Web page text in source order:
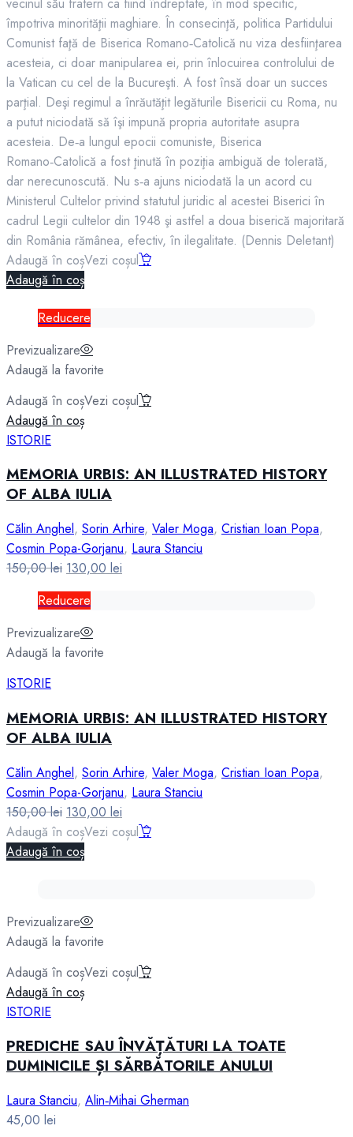
împotriva minorităţii maghiare. În consecinţă, politica Partidului
Comunist faţă de Biserica Romano‑Catolică nu viza desfiinţarea
acesteia, ci doar manipularea ei, prin înlocuirea controlului de
la Vatican cu cel de la Bucureşti. A fost însă doar un succes
parţial. Deşi regimul a înrăutăţit legăturile Bisericii cu Roma, nu
a putut niciodată să îşi impună propria autoritate asupra
acesteia. De‑a lungul epocii comuniste, Biserica
Romano‑Catolică a fost ţinută în poziţia ambiguă de tolerată,
dar nerecunoscută. Nu s‑a ajuns niciodată la un acord cu
Ministerul Cultelor privind statutul juridic al acestei Biserici în
cadrul Legii cultelor din 1948 şi astfel a doua biserică majoritară
din România rămânea, efectiv, în ilegalitate. (Dennis Deletant)
Adaugă în coșVezi coșul
Adaugă în coș
Reducere
Previzualizare
Adaugă la favorite
Adaugă în coșVezi coșul
Adaugă în coș
ISTORIE
MEMORIA URBIS: AN ILLUSTRATED HISTORY
OF ALBA IULIA
Călin Anghel, Sorin Arhire, Valer Moga, Cristian Ioan Popa,
Cosmin Popa-Gorjanu, Laura Stanciu
150,00lei Prețul
inițial
a
fost:
150,00 lei.
130,00 lei
Reducere
Previzualizare
Adaugă la favorite
ISTORIE
MEMORIA URBIS: AN ILLUSTRATED HISTORY
OF ALBA IULIA
Călin Anghel, Sorin Arhire, Valer Moga, Cristian Ioan Popa,
Cosmin Popa-Gorjanu, Laura Stanciu
150,00lei Prețul
inițial
a
130,00 lei
curent
Adaugă în coșVezi coșul
Adaugă în coș
Previzualizare
Adaugă la favorite
Adaugă în coșVezi coșul
Adaugă în coș
ISTORIE
PREDICHE SAU ÎNVĂȚĂTURI LA TOATE
DUMINICILE ȘI SĂRBĂTORILE ANULUI
Laura Stanciu, Alin‑Mihai Gherman
45,00 lei